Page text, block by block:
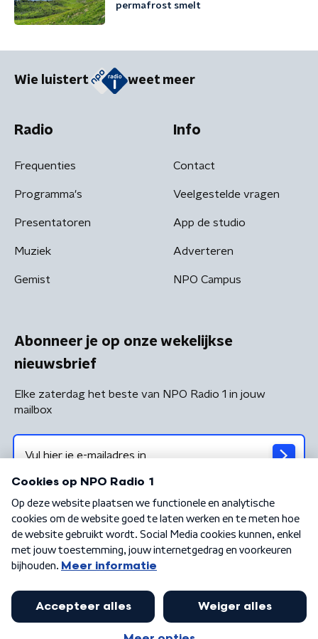
permafrost smelt
Wie luistert weet meer
Radio
Frequenties
Programma's
Presentatoren
Muziek
Gemist
Info
Contact
Veelgestelde vragen
App de studio
Adverteren
NPO Campus
Abonneer je op onze wekelijkse
nieuwsbrief
Elke zaterdag het beste van NPO Radio 1 in jouw
mailbox
Algemene voorwaarden